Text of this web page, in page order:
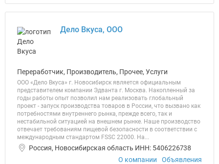
Дело Вкуса, ООО
Переработчик, Производитель, Прочее, Услуги
ООО «Дело Вкуса» г. Новосибирск является официальным
представителем компании Эдванта г. Москва. Накопленный за
годы работы опыт позволил нам реализовать глобальный
проект - запуск производства товаров в России, что вызвано как
потребностями внутреннего рынка, прежде всего, так и
нестабильной ситуацией на внешнем рынке. Наше производство
отвечает требованиям пищевой безопасности в соответствии с
международным стандартом FSSC 22000. На...
Россия, Новосибирская область ИНН: 5406226738
О компании
Объявления